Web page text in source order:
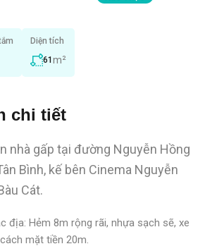
Diện tích
61m²
chi tiết
nhà gấp tại đường Nguyễn Hồng
Bình, kế bên Cinema Nguyễn
Cát.
địa: Hẻm 8m rộng rãi, nhựa sạch sẽ, xe
mặt tiền 20m.